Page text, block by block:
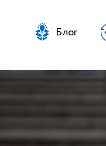
Блог